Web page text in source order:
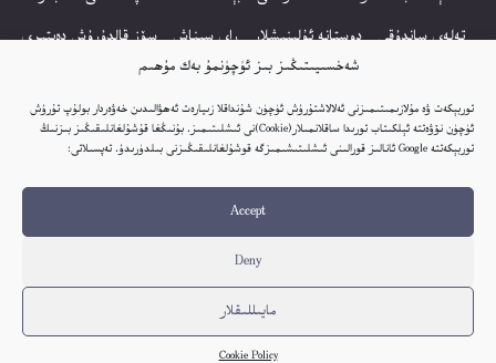
شەخسىيىتىڭىز بىز ئۈچۈنمۇ بەك مۇھىم
توربېكەت ۋە مۇلازىمىتىمىزنى ئەلالاشتۇرۇش ئۈچۈن شۇنداقلا زىيارەت ئەھۋالىدىن خەۋەردار بولۇپ تۇرۇش
ئۈچۈن نۆۋەتتە ئېلكىتاب تورىدا ساقلانمىلار(Cookie)نى ئىشلىتىمىز. بۇنىڭغا قۇشۇلغانلىقىڭىز بىزنىڭ
توربېكەتتە Google ئانالىز قورالىنى ئىشلىتىشىمىزگە قوشۇلغانلىقىڭىزنى بىلدۈرىدۇ. تەپسىلاتى:
Accept
Deny
مايىللىقلار
Cookie Policy
تەلەي ساندۇقى
دوستانە ئۇلىنىشلار راي سىناش
سۆز قالدۇرۇش دەپتىرى
كۆپ سورالغان سۇئاللار
كىتاب تىزىملىكى
مەخپىيەتلىك باياناتى
نەشىر ھوقۇقى باياناتى
© 2017-2026 تور بېكەتنىڭ بارلىق ھوقۇقى ئېلكىتاب تورى غا مەنسۇپ.
تور بېكەت ھەققىدە تەكلىپ - پىكىر بولسا، تۆۋەندىكى ئېلخەت ئارقىلىق بېكەت